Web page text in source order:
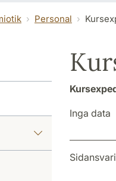
Personal
Inga data